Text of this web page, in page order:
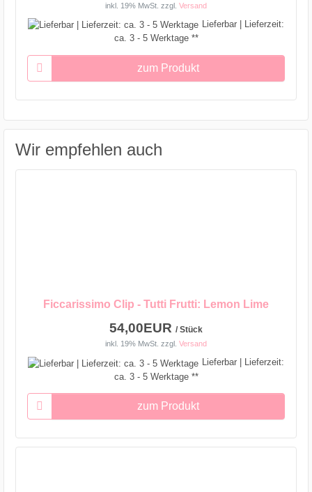
inkl. 19% MwSt. zzgl. Versand
Lieferbar | Lieferzeit:
ca. 3 - 5 Werktage **
zum Produkt
Wir empfehlen auch
Ficcarissimo Clip - Tutti Frutti: Lemon Lime
54,00EUR / Stück
inkl. 19% MwSt. zzgl. Versand
Lieferbar | Lieferzeit:
ca. 3 - 5 Werktage **
zum Produkt